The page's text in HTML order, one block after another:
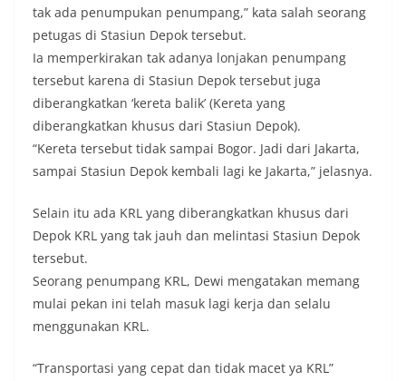
tak ada penumpukan penumpang,” kata salah seorang
petugas di Stasiun Depok tersebut.
Ia memperkirakan tak adanya lonjakan penumpang
tersebut karena di Stasiun Depok tersebut juga
diberangkatkan ‘kereta balik’ (Kereta yang
diberangkatkan khusus dari Stasiun Depok).
“Kereta tersebut tidak sampai Bogor. Jadi dari Jakarta,
sampai Stasiun Depok kembali lagi ke Jakarta,” jelasnya.
Selain itu ada KRL yang diberangkatkan khusus dari
Depok KRL yang tak jauh dan melintasi Stasiun Depok
tersebut.
Seorang penumpang KRL, Dewi mengatakan memang
mulai pekan ini telah masuk lagi kerja dan selalu
menggunakan KRL.
“Transportasi yang cepat dan tidak macet ya KRL”